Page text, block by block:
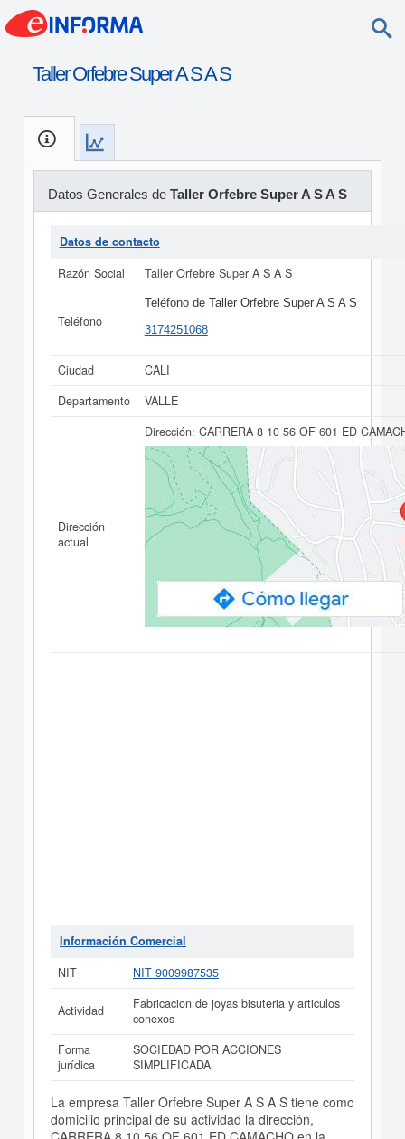
Taller Orfebre Super A S A S
Datos Generales de Taller Orfebre Super A S A S
Datos de contacto
Razón Social
Taller Orfebre Super A S A S
Teléfono
Teléfono de Taller Orfebre Super A S A S
3174251068
Ciudad
CALI
Departamento
VALLE
Dirección
actual
Dirección: CARRERA 8 10 56 OF 601 ED
Información Comercial
NIT
NIT 9009987535
Actividad
Fabricacion de joyas bisuteria y articulos
conexos
Forma
jurídica
SOCIEDAD POR ACCIONES
SIMPLIFICADA
La empresa Taller Orfebre Super A S A S tiene como
domicilio principal de su actividad la dirección,